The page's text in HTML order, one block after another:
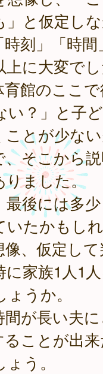
」と仮定し
刻」「時
上に大変で
館のここ
？」と子
とが少な
、そこから
りました。
後には多
いたかもし
、仮定し
家族1人1
うか。
が長い夫
ことが出
う。